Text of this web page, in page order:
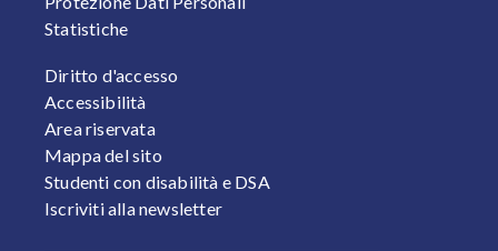
Statistiche
FOOTER 2
Diritto d'accesso
Accessibilità
Area riservata
Mappa del sito
Studenti con disabilità e DSA
Iscriviti alla newsletter